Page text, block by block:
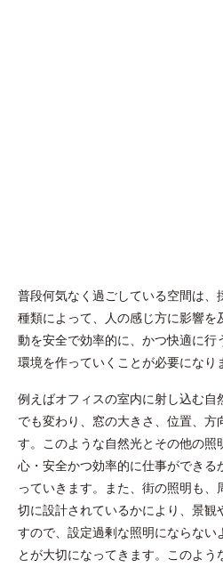
普段何気なく過ごしている空間は、
種類によって、人の感じ方に影響を
動を安全で効率的に、かつ快適に行
環境を作っていくことが必要になり
例えばオフィスの室内に射し込む自
でも変わり、窓の大きさ、位置、方
す。このような自然光とその他の照
心・安全かつ効率的に仕事ができる
っていきます。また、街の照明も
切に設計されているかにより、景観
すので、設定過剰な照明にならない
とが大切になってきます。このよう